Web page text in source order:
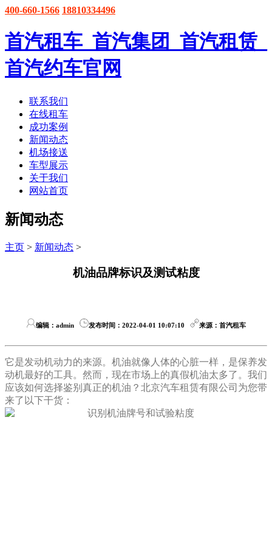
400-660-1566 18810334496
首汽租车_首汽集团_首汽租赁_
首汽约车官网
联系我们
在线租车
成功案例
新闻动态
机场接送
车型展示
关于我们
网站首页
新闻动态
主页 > 新闻动态 >
机油品牌标识及测试粘度
编辑：admin 发布时间：2022-04-01 10:07:10 来源：首汽租车
它是发动机动力的来源。机油就像人体的心脏一样，是保养发
动机最好的工具。然而，现在市场上的真假机油太多了。我们
应该如何选择鉴别真正的机油？北京汽车租赁有限公司为您带
来了以下干货：